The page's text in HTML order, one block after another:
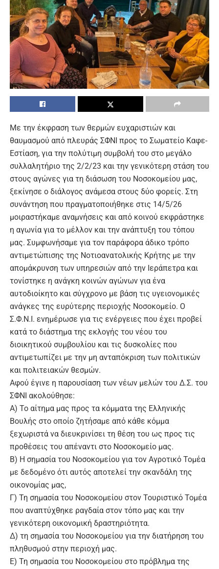
Με την έκφραση των θερμών ευχαριστιών και
θαυμασμού από πλευράς ΣΦΝΙ προς το Σωματείο Καφε-
Εστίαση, για την πολύτιμη συμβολή του στο μεγάλο
συλλαλητήριο της 2/2/23 και την γενικότερη στάση του
στους αγώνες για τη διάσωση του Νοσοκομείου μας,
ξεκίνησε ο διάλογος ανάμεσα στους δύο φορείς. Στη
συνάντηση που πραγματοποιήθηκε στις 14/5/26
μοιραστήκαμε αναμνήσεις και από κοινού εκφράστηκε
η αγωνία για το μέλλον και την ανάπτυξη του τόπου
μας. Συμφωνήσαμε για τον παράφορα άδικο τρόπο
αντιμετώπισης της Νοτιοανατολικής Κρήτης με την
απομάκρυνση των υπηρεσιών από την Ιεράπετρα και
τονίστηκε η ανάγκη κοινών αγώνων για ένα
αυτοδιοίκητο και σύγχρονο με βάση τις υγειονομικές
ανάγκες της ευρύτερης περιοχής Νοσοκομείο. Ο
Σ.Φ.Ν.Ι. ενημέρωσε για τις ενέργειες που έχει προβεί
κατά το διάστημα της εκλογής του νέου του
διοικητικού συμβουλίου και τις δυσκολίες που
αντιμετωπίζει με την μη ανταπόκριση των πολιτικών
και πολιτειακών θεσμών.
Αφού έγινε η παρουσίαση των νέων μελών του Δ.Σ. του
ΣΦΝΙ ακολούθησε:
Α) Το αίτημα μας προς τα κόμματα της Ελληνικής
Βουλής στο οποίο ζητήσαμε από κάθε κόμμα
ξεχωριστά να διευκρινίσει τη θέση του ως προς τις
προθέσεις του απέναντι στο Νοσοκομείο μας.
Β) Η σημασία του Νοσοκομείου για τον Αγροτικό Τομέα
με δεδομένο ότι αυτός αποτελεί την σκανδάλη της
οικονομίας μας,
Γ) Τη σημασία του Νοσοκομείου στον Τουριστικό Τομέα
που αναπτύχθηκε ραγδαία στον τόπο μας και την
γενικότερη οικονομική δραστηριότητα.
Δ) τη σημασία του Νοσοκομείου για την διατήρηση του
πληθυσμού στην περιοχή μας.
Ε) Τη σημασία του Νοσοκομείου στο πρόβλημα της